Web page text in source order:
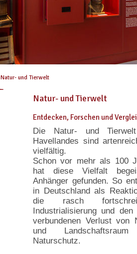
Natur- und Tierwelt
Natur- und Tierwelt
Entdecken, Forschen und
Die Natur- und
Havellandes sind
vielfältig.
Schon vor mehr als 100
hat diese Vielfalt
Anhänger gefunden. So
in Deutschland als
die rasch
Industrialisierung und den
verbundenen Verlust von
und
Naturschutz.